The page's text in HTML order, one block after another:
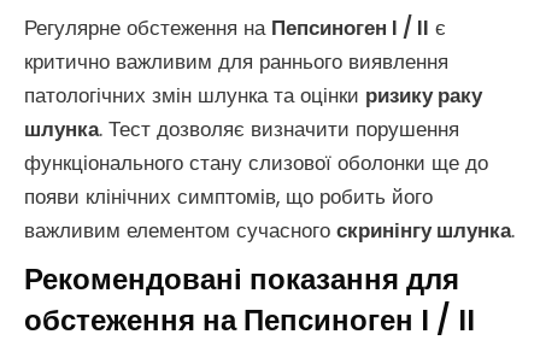
Регулярне обстеження на Пепсиноген I / II є
критично важливим для раннього виявлення
патологічних змін шлунка та оцінки ризику раку
шлунка. Тест дозволяє визначити порушення
функціонального стану слизової оболонки ще до
появи клінічних симптомів, що робить його
важливим елементом сучасного скринінгу шлунка.
Рекомендовані показання для
обстеження на Пепсиноген I / II